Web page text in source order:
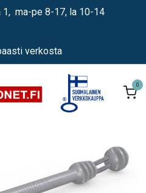
1, ma-pe 8-17, la 10-14
verkosta
0